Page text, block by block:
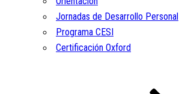
Jornadas de Desarrollo Personal
Programa CESI
Certificación Oxford